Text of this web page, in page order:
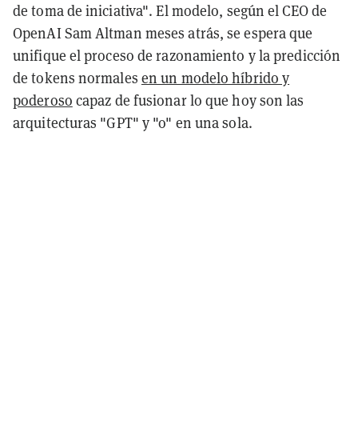
de toma de iniciativa". El modelo, según el CEO de
OpenAI Sam Altman meses atrás, se espera que
unifique el proceso de razonamiento y la predicción
de tokens normales en un modelo híbrido y
poderoso capaz de fusionar lo que hoy son las
arquitecturas "GPT" y "o" en una sola.